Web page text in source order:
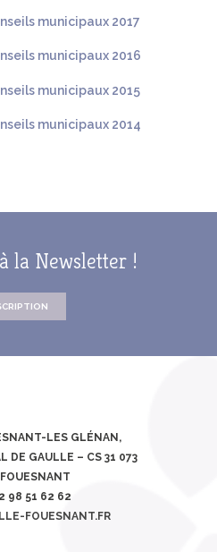
municipaux 2017
municipaux 2016
municipaux 2015
municipaux 2014
la Newsletter !
LES GLÉNAN,
DE GAULLE – CS 31 073
98 51 62 62
FOUESNANT.FR